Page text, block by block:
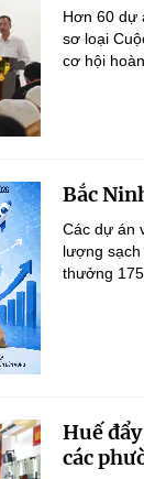
Hơn 60 dự
sơ loại
cơ hội
Bắc
Các dự án
lượng
thưởng
Huế
các